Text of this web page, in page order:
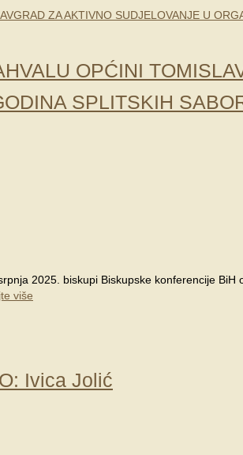
OPĆINI
SPLITSKIH
2025. biskupi Biskupske konferencije
više
Ivica Jolić